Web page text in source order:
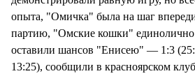
опыта, "Омичка" была на шаг
партию, "Омские кошки"
оставили шансов "Енисею" — 1:3
13:25), сообщили в красноярском